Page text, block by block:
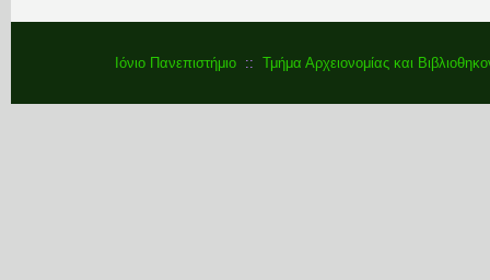
Ιόνιο Πανεπιστήμιο:: Τμήμα Αρχειονομίας και